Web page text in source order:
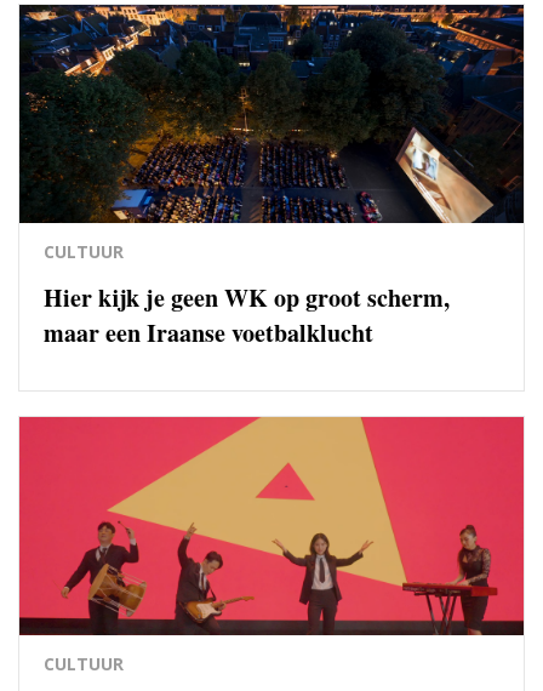
CULTUUR
Hier kijk je geen WK op groot scherm,
maar een Iraanse voetbalklucht
CULTUUR